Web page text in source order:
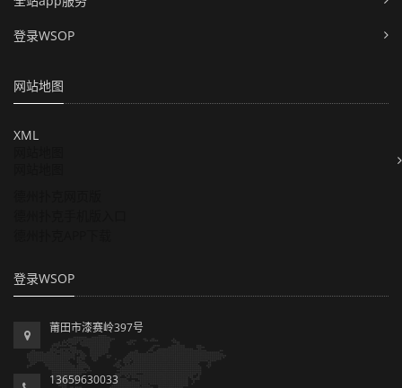
登录WSOP
网站地图
XML
登录WSOP
莆田市漆赛岭397号
13659630033